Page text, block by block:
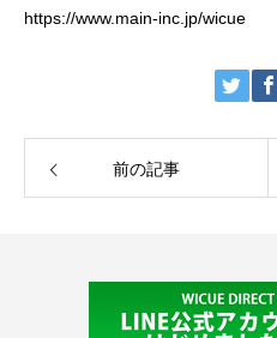
https://www.main-inc.jp/wicue
前の記事